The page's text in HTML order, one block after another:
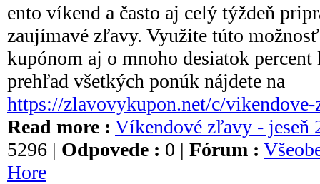
ento víkend a často aj celý týždeň
zaujímavé zľavy. Využite túto
kupónom aj o mnoho desiatok
prehľad všetkých ponúk nájdete na
https://zlavovykupon.net/c/
Read more : Víkendové zľavy - jeseň
5296 | Odpovede : 0 | Fórum :
Hore